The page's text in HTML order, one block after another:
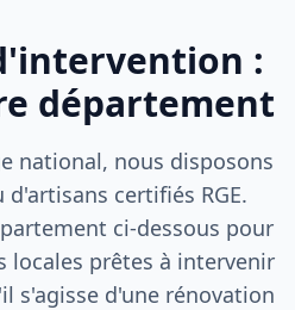
:
département
national, nous disposons
certifiés RGE.
ci-dessous pour
locales prêtes à intervenir
s'agisse d'une rénovation